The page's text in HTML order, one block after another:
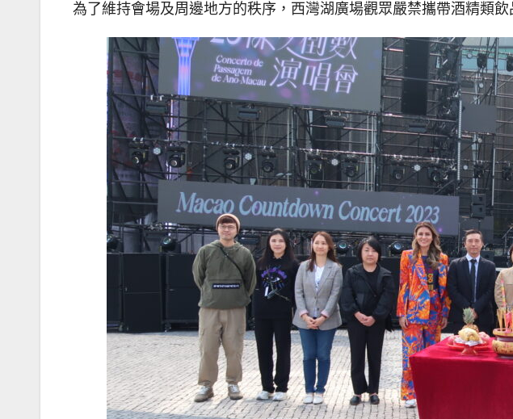
為了維持會場及周邊地方的秩序，西灣湖廣場觀眾嚴禁攜帶酒精類